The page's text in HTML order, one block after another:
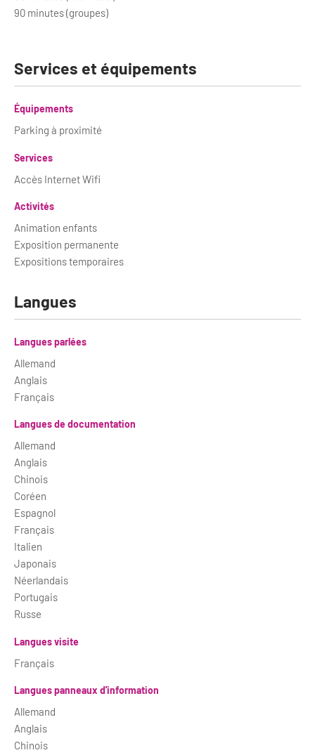
90 minutes (groupes)
Services et équipements
Équipements
Parking à proximité
Services
Accès Internet Wifi
Activités
Animation enfants
Exposition permanente
Expositions temporaires
Langues
Langues parlées
Allemand
Anglais
Français
Langues de documentation
Allemand
Anglais
Chinois
Coréen
Espagnol
Français
Italien
Japonais
Néerlandais
Portugais
Russe
Langues visite
Français
Langues panneaux d'information
Allemand
Anglais
Chinois